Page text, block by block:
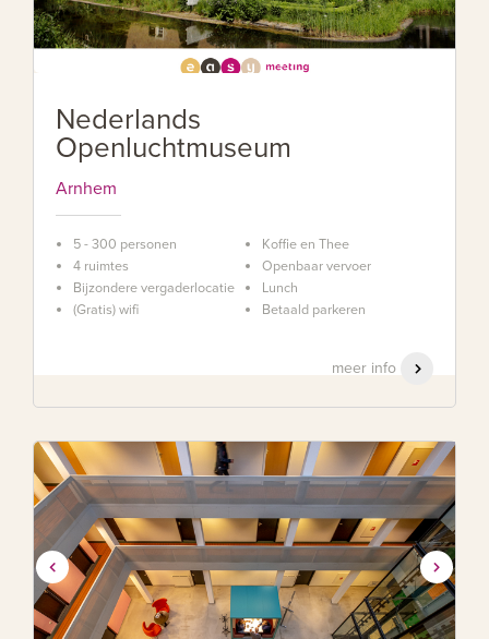
Nederlands
Openluchtmuseum
Arnhem
5 - 300 personen
4 ruimtes
Bijzondere vergaderlocatie
(Gratis) wifi
Koffie en Thee
Openbaar vervoer
Lunch
Betaald parkeren
meer info